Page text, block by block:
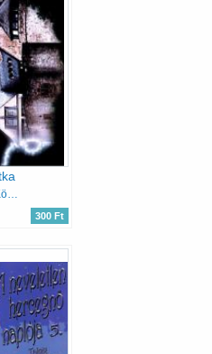
Bianka Minte-König
300 Ft